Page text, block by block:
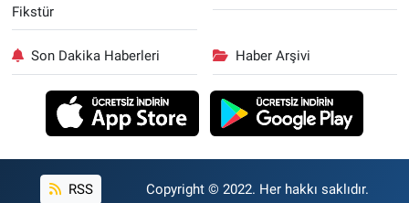
Fikstür
Son Dakika Haberleri Haber Arşivi
RSS Copyright © 2022. Her hakkı saklıdır.